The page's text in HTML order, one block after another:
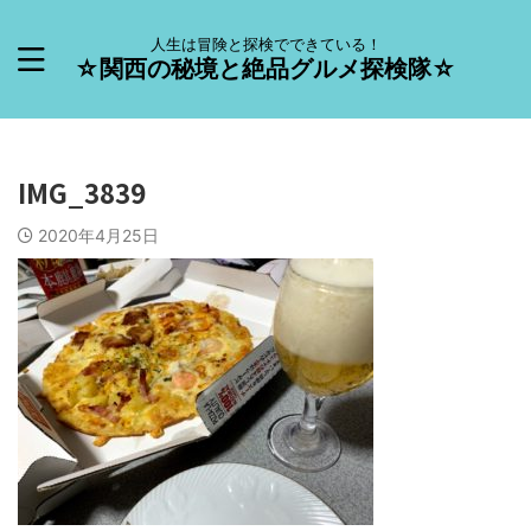
人生は冒険と探検でできている！
☆関西の秘境と絶品グルメ探検隊☆
IMG_3839
2020年4月25日